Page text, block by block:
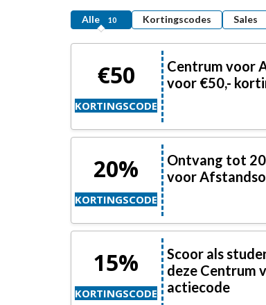
Alle 10 Kortingscodes Sales
€50
KORTINGSCODE
Centrum voor
voor €50,-
20%
KORTINGSCODE
Ontvang tot
voor
15%
KORTINGSCODE
Scoor als
deze Centrum
actiecode